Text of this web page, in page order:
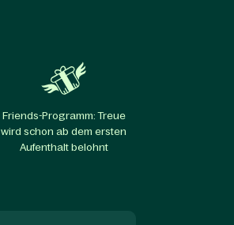
Friends-Programm: Treue
wird schon ab dem ersten
Aufenthalt belohnt